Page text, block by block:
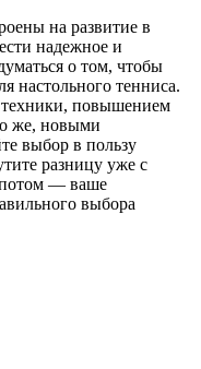
на развитие в
надежное и
о том, чтобы
настольного тенниса.
повышением
же, новыми
выбор в пользу
разницу уже с
потом — ваше
выбора